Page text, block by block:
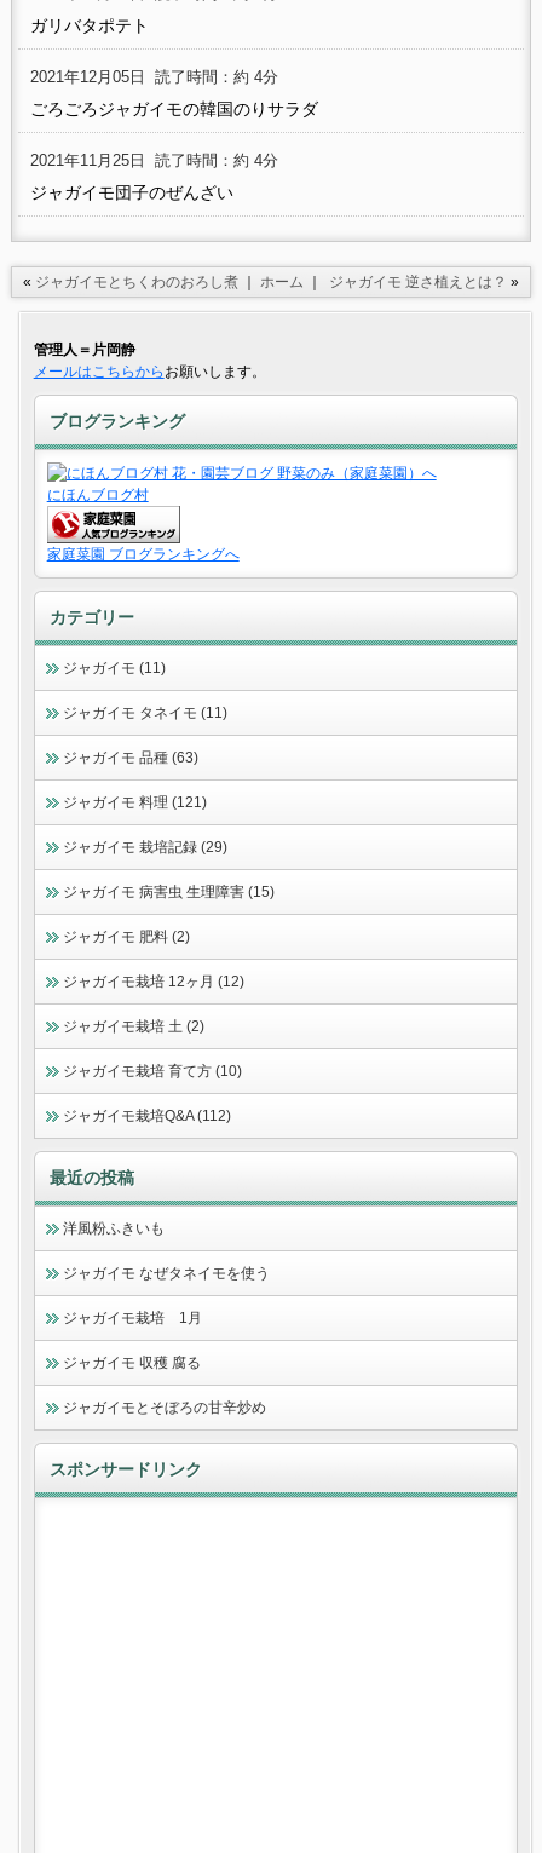
ガリバタポテト
2021年12月05日 読了時間：約 4分
ごろごろジャガイモの韓国のりサラダ
2021年11月25日 読了時間：約 4分
ジャガイモ団子のぜんざい
« ジャガイモとちくわのおろし煮｜ ホーム ｜ ジャガイモ 逆さ植えとは？ »
管理人＝片岡静
メールはこちらから お願いします。
ブログランキング
にほんブログ村
家庭菜園 ブログランキングへ
カテゴリー
ジャガイモ (11)
ジャガイモ タネイモ (11)
ジャガイモ 品種 (63)
ジャガイモ 料理 (121)
ジャガイモ 栽培記録 (29)
ジャガイモ 病害虫 生理障害 (15)
ジャガイモ 肥料 (2)
ジャガイモ栽培 12ヶ月 (12)
ジャガイモ栽培 土 (2)
ジャガイモ栽培 育て方 (10)
ジャガイモ栽培Q&A (112)
最近の投稿
洋風粉ふきいも
ジャガイモ なぜタネイモを使う
ジャガイモ栽培 1月
ジャガイモ 収穫 腐る
ジャガイモとそぼろの甘辛炒め
スポンサードリンク